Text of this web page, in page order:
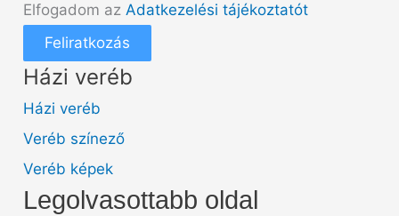
Elfogadom azAdatkezelési tájékoztatót
Feliratkozás
Házi veréb
Házi veréb
Veréb színező
Veréb képek
Legolvasottabb oldal